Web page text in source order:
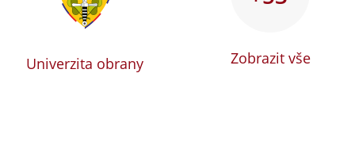
Univerzita obrany Zobrazit vše